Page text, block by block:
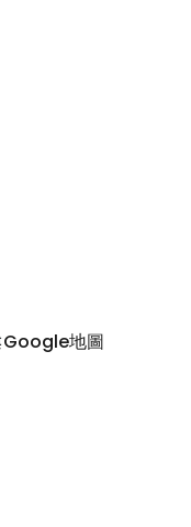
Google地圖